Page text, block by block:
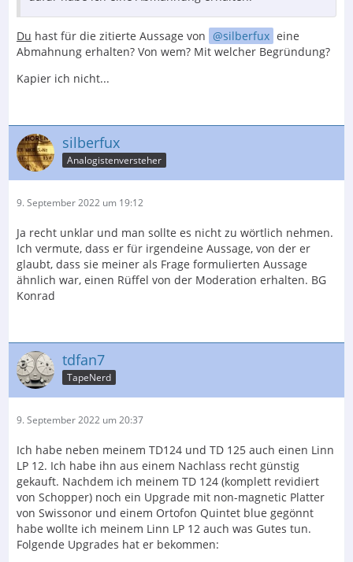
Du hast für die zitierte Aussage von silberfux eine
Abmahnung erhalten? Von wem? Mit welcher Begründung?
Kapier ich nicht...
silberfux
Analogistenversteher
9. September 2022 um 19:12
Ja recht unklar und man sollte es nicht zu wörtlich nehmen.
Ich vermute, dass er für irgendeine Aussage, von der er
glaubt, dass sie meiner als Frage formulierten Aussage
ähnlich war, einen Rüffel von der Moderation erhalten. BG
Konrad
tdfan7
TapeNerd
9. September 2022 um 20:37
Ich habe neben meinem TD124 und TD 125 auch einen Linn
LP 12. Ich habe ihn aus einem Nachlass recht günstig
gekauft. Nachdem ich meinem TD 124 (komplett revidiert
von Schopper) noch ein Upgrade mit non-magnetic Platter
von Swissonor und einem Ortofon Quintet blue gegönnt
habe wollte ich meinem Linn LP 12 auch was Gutes tun.
Folgende Upgrades hat er bekommen: